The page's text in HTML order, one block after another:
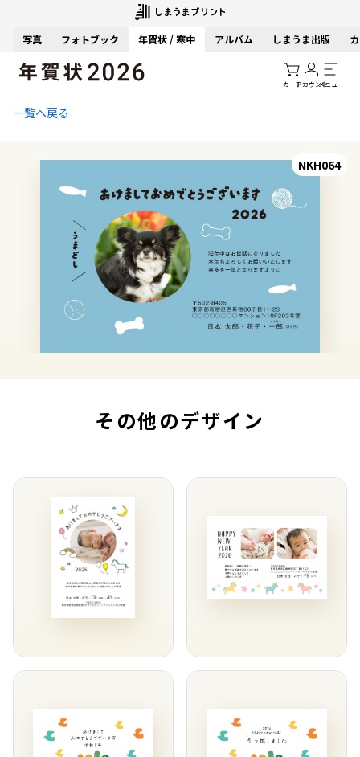
写真 フォトブック 年賀状 / 寒中 アルバム しまうま出版
カートアカウントメニュー
一覧へ戻る
NKH064
その他のデザイン